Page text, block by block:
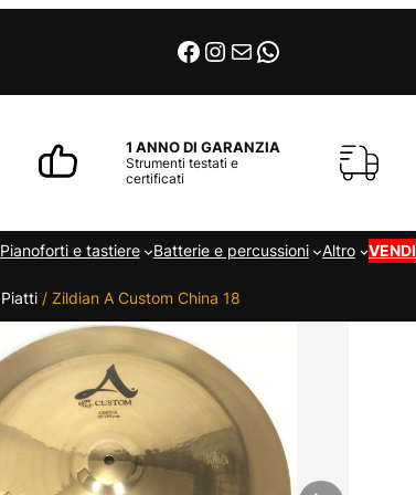
Facebook
Instagram
EmailWhatsApp
1 ANNO DI GARANZIA
Strumenti testati e
certificati
Pianoforti e tastiere Batterie e percussioni Altro VENDI
Piatti/ Zildian A Custom China 18